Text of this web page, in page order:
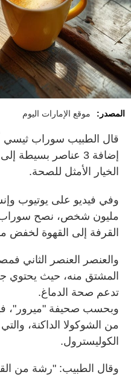
المصدر: موقع الإمارات اليوم
قال الطبيب سوراب ثيسي
إضافة 3 عناصر
الخيار الأمثل للصحة.
وفي فيديو على يوتيوب
مليون شخص، نصح سوراب
القرفة إلى القهوة لخفض
والعنصر العنصر الثاني
المشتق منه، حيث يحتوي
تدعم صحة الدماغ.
وبحسب صحيفة "ميرور"،
من الشوكولا الداكنة،
الكوليسترول.
وقال الطبيب: "رشة من